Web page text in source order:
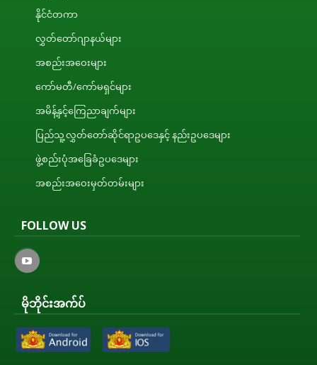
နိုင်ငံတကာ
လွှတ်တော်ဂျာနယ်များ
အစည်းအဝေးများ
ကော်မတီ/ကော်မရှင်များ
အမိန့်နှင့်ကြေညာချက်များ
ပြည်သူ့လွှတ်တော်ဆိုင်ရာဥပဒေနှင့် နည်းဥပဒေများ
ဖွဲ့စည်းပုံအခြေခံဥပဒေများ
အစည်းအဝေးမှတ်တမ်းများ
FOLLOW US
မိုဘိုင်းအက်ပ်